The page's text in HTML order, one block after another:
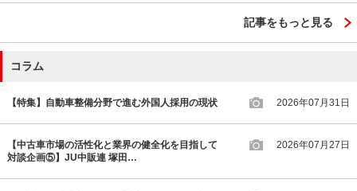
記事をもっと見る
コラム
【特集】自動車整備分野で進む外国人採用の現状 2026年07月31日
【中古車市場の活性化と業界の健全化を目指して
対談企画⑤】JU中販連 塚田…
2026年07月27日